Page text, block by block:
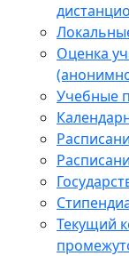
Оценка
Учебные
Текущий